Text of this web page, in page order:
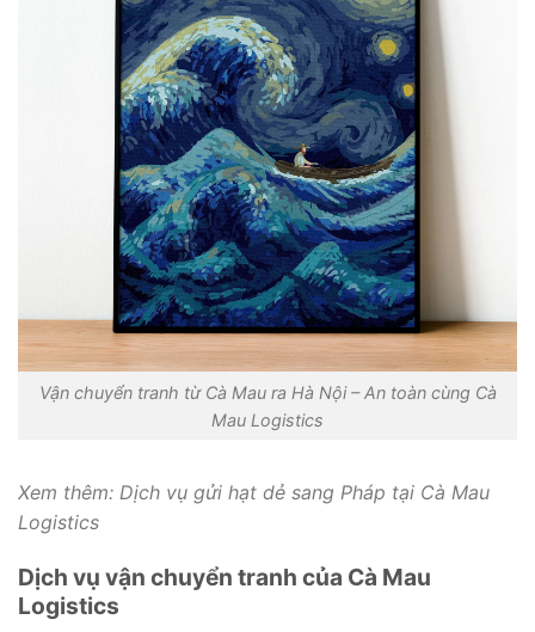
Vận chuyển tranh từ Cà Mau ra Hà Nội – An toàn cùng Cà
Mau Logistics
Xem thêm: Dịch vụ gửi hạt dẻ sang Pháp tại Cà Mau
Logistics
Dịch vụ vận chuyển tranh của Cà Mau
Logistics